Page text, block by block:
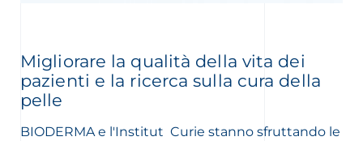
Migliorare la qualità della vita dei
pazienti e la ricerca sulla cura della
pelle
BIODERMA e l'Institut Curie stanno sfruttando le